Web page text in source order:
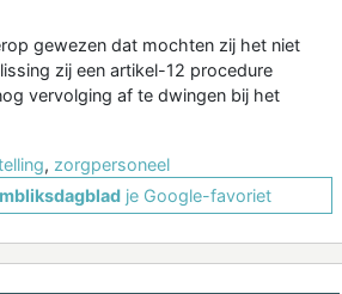
gewezen dat mochten zij het niet
zij een artikel-12 procedure
vervolging af te dwingen bij het
, zorgpersoneel
je Google-favoriet